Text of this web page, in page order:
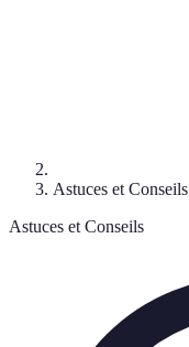
Astuces et Conseils
Astuces et Conseils